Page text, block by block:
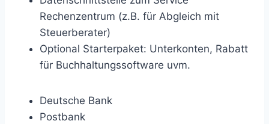
Rechenzentrum (z.B. für Abgleich mit
Steuerberater)
Optional Starterpaket: Unterkonten, Rabatt
für Buchhaltungssoftware uvm.
Deutsche Bank
Postbank